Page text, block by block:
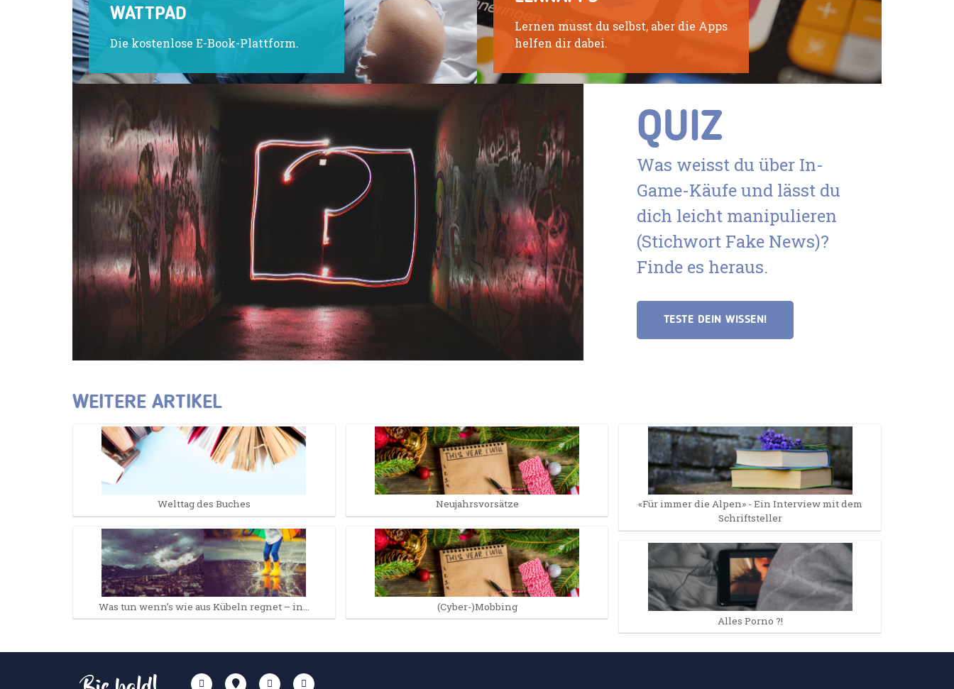
WATTPAD
Die kostenlose E-Book-Plattform.
Lernen musst du selbst, aber die Apps
helfen dir dabei.
QUIZ
Was weisst du über In-
Game-Käufe und lässt du
dich leicht manipulieren
(Stichwort Fake News)?
Finde es heraus.
TESTE DEIN WISSEN!
WEITERE ARTIKEL
Welttag des Buches
Was tun wenn’s wie aus Kübeln regnet – in…
Neujahrsvorsätze
(Cyber-)Mobbing
«Für immer die Alpen» - Ein Interview mit dem
Schriftsteller
Alles Porno ?!